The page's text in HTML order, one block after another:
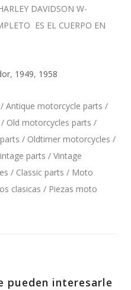
DAVIDSON W-
ES EL CUERPO EN
, 1949, 1958
Antique motorcycle parts /
Old motorcycles parts /
/ Oldtimer motorcycles /
parts / Vintage
/ Classic parts / Moto
clasicas / Piezas moto
pueden interesarle